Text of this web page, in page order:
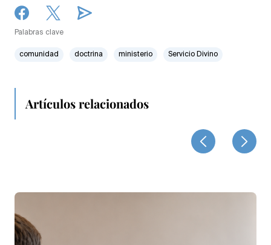
Palabras clave
comunidad doctrina ministerio Servicio Divino
Artículos relacionados